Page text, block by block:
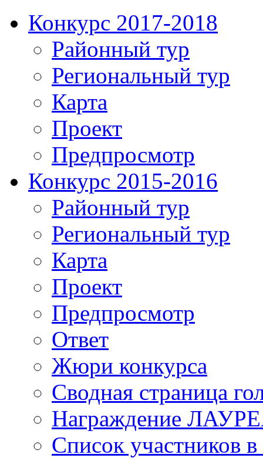
Конкурс 2017-2018
Районный тур
Региональный тур
Карта
Проект
Предпросмотр
Конкурс 2015-2016
Районный тур
Региональный тур
Карта
Проект
Предпросмотр
Ответ
Жюри конкурса
Сводная страница
Награждение
Список участников